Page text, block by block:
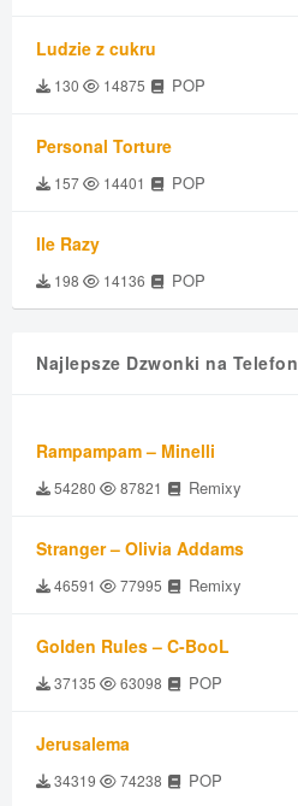
Ludzie z cukru
130 14875 POP
Personal Torture
157 14401 POP
Ile Razy
198 14136 POP
Najlepsze Dzwonki na Telefon
Rampampam – Minelli
54280 87821 Remixy
Stranger – Olivia Addams
46591 77995 Remixy
Golden Rules – C-BooL
37135 63098 POP
Jerusalema
34319 74238 POP